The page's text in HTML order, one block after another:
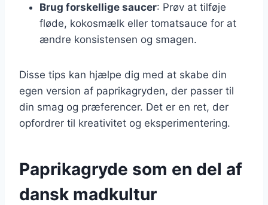
Brug forskellige saucer: Prøv at tilføje
fløde, kokosmælk eller tomatsauce for at
ændre konsistensen og smagen.
Disse tips kan hjælpe dig med at skabe din
egen version af paprikagryden, der passer til
din smag og præferencer. Det er en ret, der
opfordrer til kreativitet og eksperimentering.
Paprikagryde som en del af
dansk madkultur